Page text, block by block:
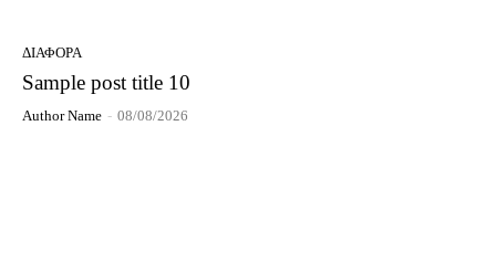
ΔΙΆΦΟΡΑ
Sample post title 10
Author Name - 08/08/2026